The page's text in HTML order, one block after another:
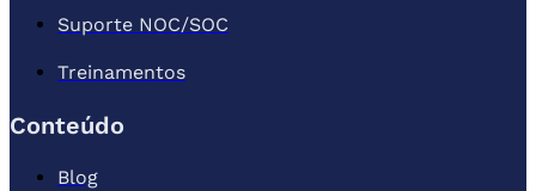
Suporte NOC/SOC
Treinamentos
Conteúdo
Blog